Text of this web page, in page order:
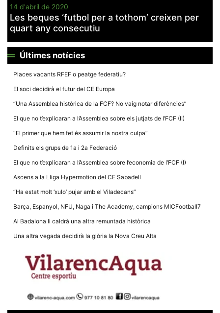
14 d'abril de 2020
Les beques ‘futbol per a tothom’ creixen per
quart any consecutiu
Últimes notícies
Places vacants RFEF o peatge federatiu?
El soci decidirà el futur del CE Europa
“Una Assemblea històrica de la FCF? No vaig notar diferències”
El que no t’explicaran a l’Assemblea sobre els jutjats de l’FCF (II)
“El primer que hem fet és assumir la nostra culpa”
Definits els grups de 1a i 2a Federació
El que no t’explicaran a l’Assemblea sobre l’economia de l’FCF (I)
Ascens a la Lliga Hypermotion del CE Sabadell
“Ha estat molt ‘xulo’ pujar amb el Viladecans”
Barça, Espanyol, NFU, Naga i The Academy, campions MICFootball7
Al Badalona li caldrà una altra remuntada històrica
Una altra vegada decidirà la glòria la Nova Creu Alta
són
són
per al
Recopilem
estadístiques
anònima d'ús
per a millorar
estructura.
d'usuari